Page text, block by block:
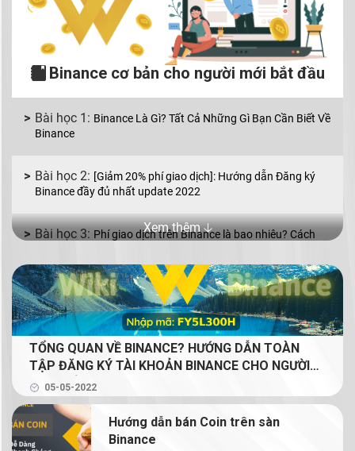
Binance cơ bản cho người mới bắt đầu
Binance Là Gì? Tất Cả Những Gì Bạn Cần Biết Về
Binance
[Giảm 20% phí giao dịch]: Hướng dẫn Đăng ký
Binance đầy đủ nhất update 2022
Phí giao dịch trên Binance là bao nhiêu? Cách
Binance P2P là gì? Cách mua bán coin bằng VND
với Binance P2P
Mua bán coin trên Binance với 2 lệnh cơ bản: lệnh
Limit và lệnh Market
Binance Earn là gì? Tạo thu nhập thụ động từ
crypto với Binance Earn
Xem thêm 🡣
TỔNG QUAN VỀ BINANCE? HƯỚNG DẪN TOÀN
TẬP ĐĂNG KÝ TÀI KHOẢN BINANCE CHO NGƯỜI
MỚI (GIẢM 20% PHÍ GIAO DỊCH TRỌN ĐỜI CHO
NGƯỜI ĐỌC)
05-05-2022
Hướng dẫn bán Coin trên sàn
Binance